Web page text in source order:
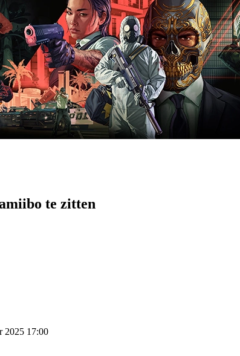
te zitten
2025 17:00